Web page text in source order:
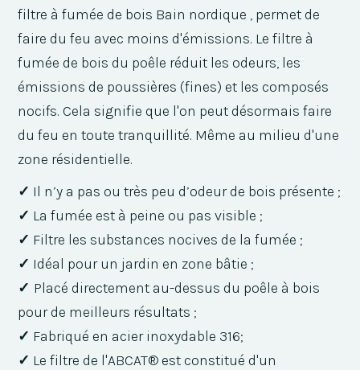
filtre à fumée de bois Bain nordique , permet de
faire du feu avec moins d'émissions. Le filtre à
fumée de bois du poêle réduit les odeurs, les
émissions de poussières (fines) et les composés
nocifs. Cela signifie que l'on peut désormais faire
du feu en toute tranquillité. Même au milieu d'une
zone résidentielle.
✓ Il n’y a pas ou très peu d’odeur de bois présente ;
✓ La fumée est à peine ou pas visible ;
✓ Filtre les substances nocives de la fumée ;
✓ Idéal pour un jardin en zone bâtie ;
✓ Placé directement au-dessus du poêle à bois
pour de meilleurs résultats ;
✓ Fabriqué en acier inoxydable 316;
✓ Le filtre de l'ABCAT® est constitué d'un